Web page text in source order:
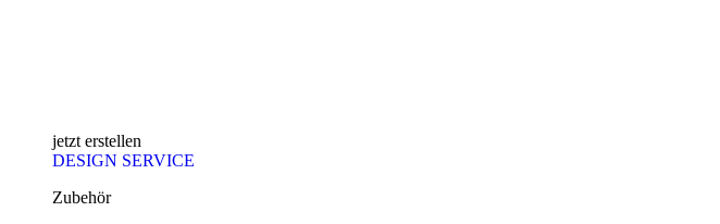
jetzt erstellen
DESIGN SERVICE
Zubehör